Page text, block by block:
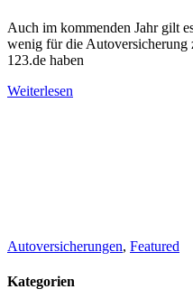
Auch im kommenden Jahr gilt
wenig für die
123.de haben
Weiterlesen
Autoversicherungen, Featured
Kategorien